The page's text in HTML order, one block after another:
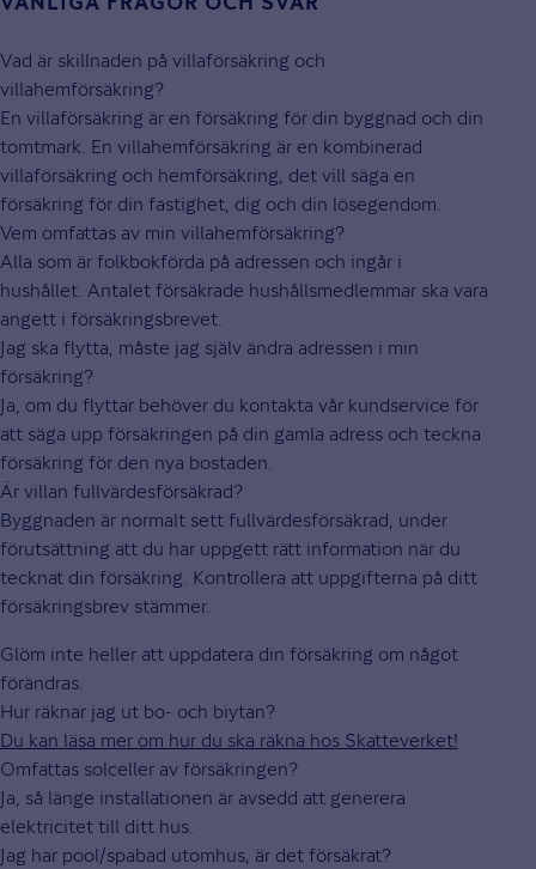
VANLIGA FRÅGOR OCH SVAR
Vad är skillnaden på villaförsäkring och
villahemförsäkring?
En villaförsäkring är en försäkring för din byggnad och din
tomtmark. En villahemförsäkring är en kombinerad
villaförsäkring och hemförsäkring, det vill säga en
försäkring för din fastighet, dig och din lösegendom.
Vem omfattas av min villahemförsäkring?
Alla som är folkbokförda på adressen och ingår i
hushållet. Antalet försäkrade hushållsmedlemmar ska vara
angett i försäkringsbrevet.
Jag ska flytta, måste jag själv ändra adressen i min
försäkring?
Ja, om du flyttar behöver du kontakta vår kundservice för
att säga upp försäkringen på din gamla adress och teckna
försäkring för den nya bostaden.
Är villan fullvärdesförsäkrad?
Byggnaden är normalt sett fullvärdesförsäkrad, under
förutsättning att du har uppgett rätt information när du
tecknat din försäkring. Kontrollera att uppgifterna på ditt
försäkringsbrev stämmer.
Glöm inte heller att uppdatera din försäkring om något
förändras.
Hur räknar jag ut bo- och biytan?
Du kan läsa mer om hur du ska räkna hos Skatteverket!
Omfattas solceller av försäkringen?
Ja, så länge installationen är avsedd att generera
elektricitet till ditt hus.
Jag har pool/spabad utomhus, är det försäkrat?